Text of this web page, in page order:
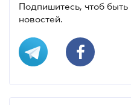
Подпишитесь, чтоб быть
новостей.